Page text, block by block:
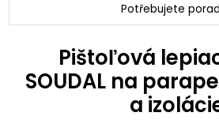
Potřebujete
Pištoľová
SOUDAL na
a